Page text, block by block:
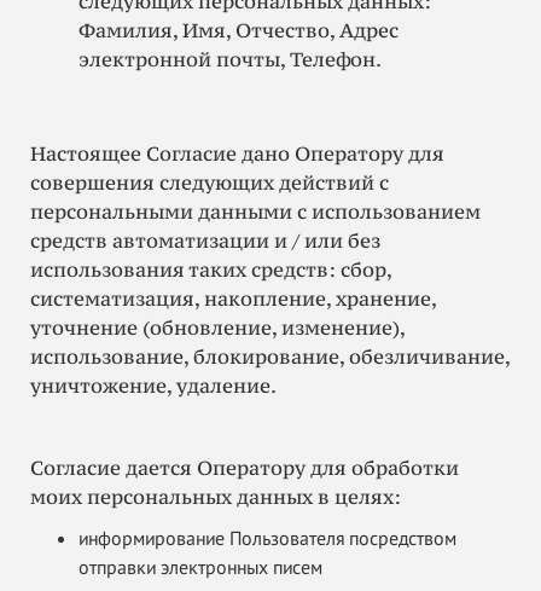
Фамилия, Имя, Отчество, Адрес
электронной почты, Телефон.
Настоящее Согласие дано Оператору для
совершения следующих действий с
персональными данными с использованием
средств автоматизации и / или без
использования таких средств: сбор,
систематизация, накопление, хранение,
уточнение (обновление, изменение),
использование, блокирование, обезличивание,
уничтожение, удаление.
Согласие дается Оператору для обработки
моих персональных данных в целях:
информирование Пользователя посредством
отправки электронных писем